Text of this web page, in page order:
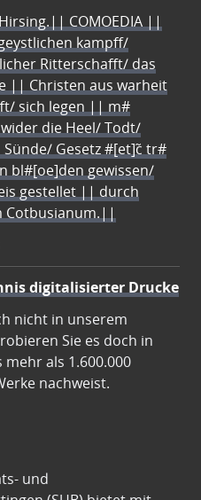
COMOEDIA ||
kampff/
Ritterschafft/ das
|| Christen aus warheit
sich legen || m#
die Heel/ Todt/
Gesetz #[et]c̃ tr#
bl#[oe]den gewissen/
gestellet || durch
Cotbusianum.||
digitalisierter Drucke
nicht in unserem
Sie es doch in
als 1.600.000
nachweist.
und